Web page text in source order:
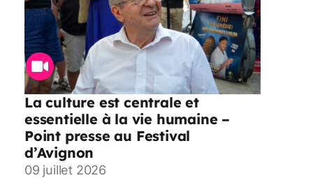
La culture est centrale et
essentielle à la vie humaine –
Point presse au Festival
d’Avignon
09 juillet 2026